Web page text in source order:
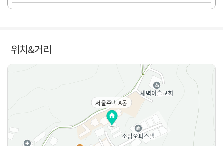
위치&거리
서울주택 A동